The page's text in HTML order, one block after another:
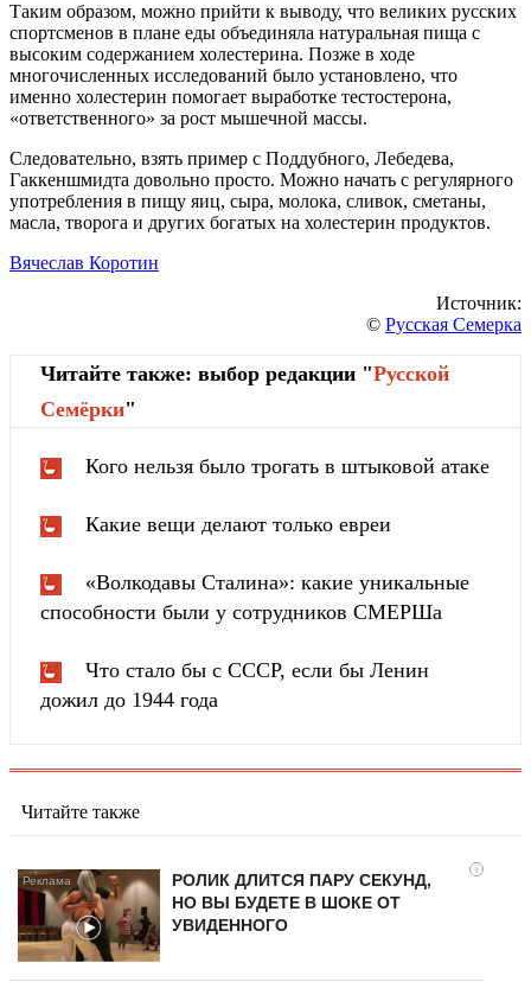
Таким образом, можно прийти к выводу, что великих русских
спортсменов в плане еды объединяла натуральная пища с
высоким содержанием холестерина. Позже в ходе
многочисленных исследований было установлено, что
именно холестерин помогает выработке тестостерона,
«ответственного» за рост мышечной массы.
Следовательно, взять пример с Поддубного, Лебедева,
Гаккеншмидта довольно просто. Можно начать с регулярного
употребления в пищу яиц, сыра, молока, сливок, сметаны,
масла, творога и других богатых на холестерин продуктов.
Вячеслав Коротин
Источник:
© Русская Семерка
Читайте также: выбор редакции "Русской
Cемёрки"
Кого нельзя было трогать в штыковой атаке
Какие вещи делают только евреи
«Волкодавы Сталина»: какие уникальные
способности были у сотрудников СМЕРШа
Что стало бы с СССР, если бы Ленин
дожил до 1944 года
Читайте также
i
РОЛИК ДЛИТСЯ ПАРУ СЕКУНД,
НО ВЫ БУДЕТЕ В ШОКЕ ОТ
УВИДЕННОГО